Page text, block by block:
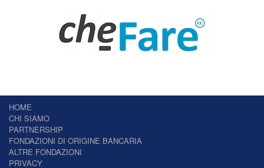
HOME
CHI SIAMO
PARTNERSHIP
FONDAZIONI DI ORIGINE BANCARIA
ALTRE FONDAZIONI
PRIVACY